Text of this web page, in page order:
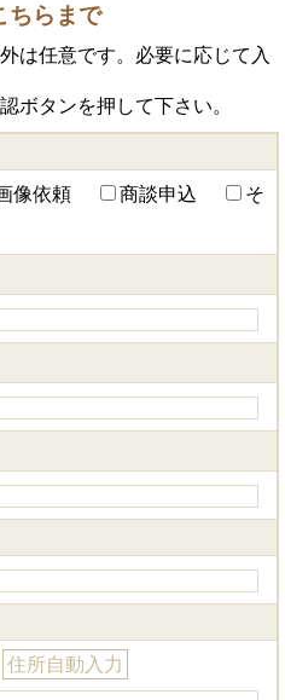
ちらまで
は任意です。必要に応じて入
ボタンを押して下さい。
像依頼 商談申込
そ
住所自動入力